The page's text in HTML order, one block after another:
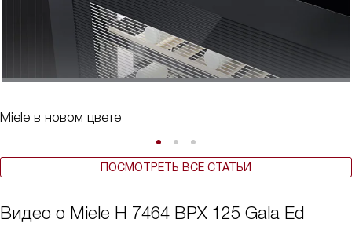
Miele в новом цвете
ПОСМОТРЕТЬ ВСЕ СТАТЬИ
Видео о Miele H 7464 BPX 125 Gala Ed